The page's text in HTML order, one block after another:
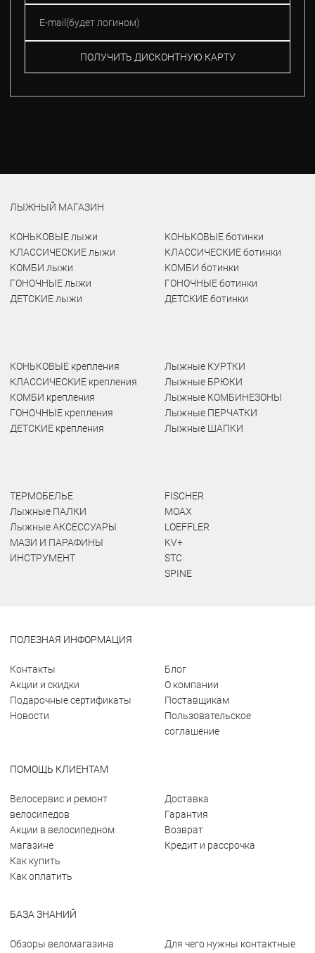
ПОЛУЧИТЬ ДИСКОНТНУЮ КАРТУ
ЛЫЖНЫЙ МАГАЗИН
КОНЬКОВЫЕ лыжи
КЛАССИЧЕСКИЕ лыжи
КОМБИ лыжи
ГОНОЧНЫЕ лыжи
ДЕТСКИЕ лыжи
КОНЬКОВЫЕ ботинки
КЛАССИЧЕСКИЕ ботинки
КОМБИ ботинки
ГОНОЧНЫЕ ботинки
ДЕТСКИЕ ботинки
КОНЬКОВЫЕ крепления
КЛАССИЧЕСКИЕ крепления
КОМБИ крепления
ГОНОЧНЫЕ крепления
ДЕТСКИЕ крепления
Лыжные КУРТКИ
Лыжные БРЮКИ
Лыжные КОМБИНЕЗОНЫ
Лыжные ПЕРЧАТКИ
Лыжные ШАПКИ
ТЕРМОБЕЛЬЕ
Лыжные ПАЛКИ
Лыжные АКСЕССУАРЫ
МАЗИ И ПАРАФИНЫ
ИНСТРУМЕНТ
FISCHER
MOAX
LOEFFLER
KV+
STC
SPINE
ПОЛЕЗНАЯ ИНФОРМАЦИЯ
Контакты
Акции и скидки
Подарочные сертификаты
Новости
Блог
О компании
Поставщикам
Пользовательское
соглашение
ПОМОЩЬ КЛИЕНТАМ
Велосервис и ремонт
велосипедов
Акции в велосипедном
магазине
Как купить
Как оплатить
Доставка
Гарантия
Возврат
Кредит и рассрочка
БАЗА ЗНАНИЙ
Обзоры веломагазина
Для чего нужны контактные